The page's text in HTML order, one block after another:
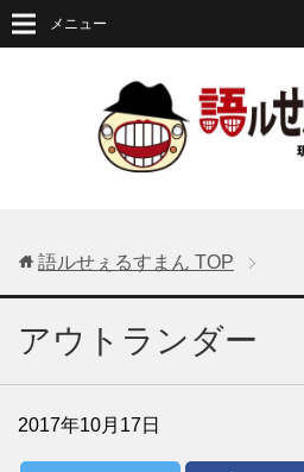
メニュー
語ルせぇるすまん TOP
アウトランダー
2017年10月17日